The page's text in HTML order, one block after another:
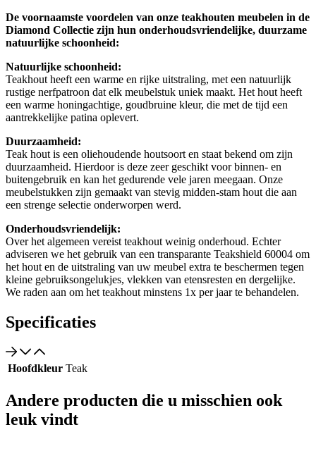
De voornaamste voordelen van onze teakhouten meubelen in de
Diamond Collectie zijn hun onderhoudsvriendelijke, duurzame
natuurlijke schoonheid:
Natuurlijke schoonheid:
Teakhout heeft een warme en rijke uitstraling, met een natuurlijk
rustige nerfpatroon dat elk meubelstuk uniek maakt. Het hout heeft
een warme honingachtige, goudbruine kleur, die met de tijd een
aantrekkelijke patina oplevert.
Duurzaamheid:
Teak hout is een oliehoudende houtsoort en staat bekend om zijn
duurzaamheid. Hierdoor is deze zeer geschikt voor binnen- en
buitengebruik en kan het gedurende vele jaren meegaan. Onze
meubelstukken zijn gemaakt van stevig midden-stam hout die aan
een strenge selectie onderworpen werd.
Onderhoudsvriendelijk:
Over het algemeen vereist teakhout weinig onderhoud. Echter
adviseren we het gebruik van een transparante Teakshield 60004 om
het hout en de uitstraling van uw meubel extra te beschermen tegen
kleine gebruiksongelukjes, vlekken van etensresten en dergelijke.
We raden aan om het teakhout minstens 1x per jaar te behandelen.
Specificaties
Hoofdkleur Teak
Andere producten die u misschien ook
leuk vindt